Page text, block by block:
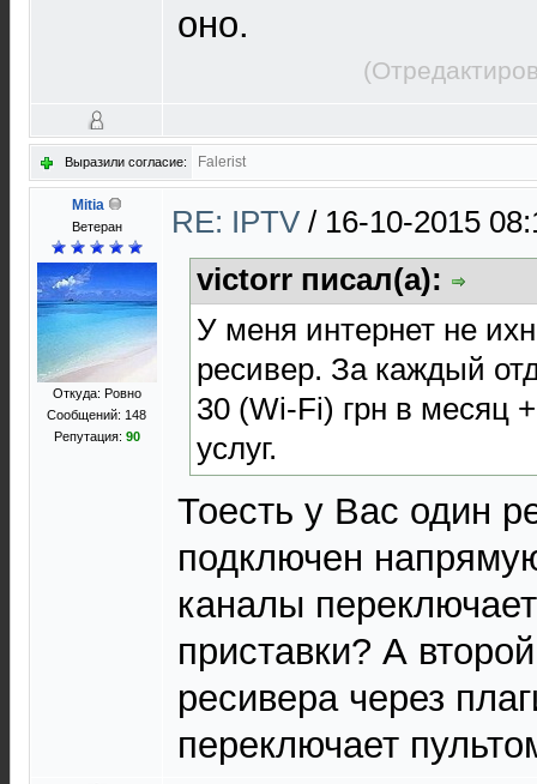
оно.
Выразили согласие: Falerist
Mitia
Ветеран
Откуда: Ровно
Сообщений: 148
Репутация: 90
RE: IPTV / 16-10-2015
victorr писал(а):
У меня интернет не
ресивер. За каждый
30 (Wi-Fi) грн в месяц
услуг.
Тоесть у Вас один
подключен
каналы
приставки? А
ресивера через
переключает